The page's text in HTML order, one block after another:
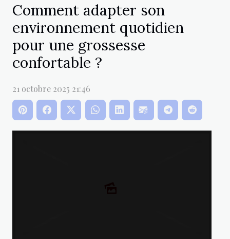
Comment adapter son
environnement quotidien
pour une grossesse
confortable ?
21 octobre 2025 21:46